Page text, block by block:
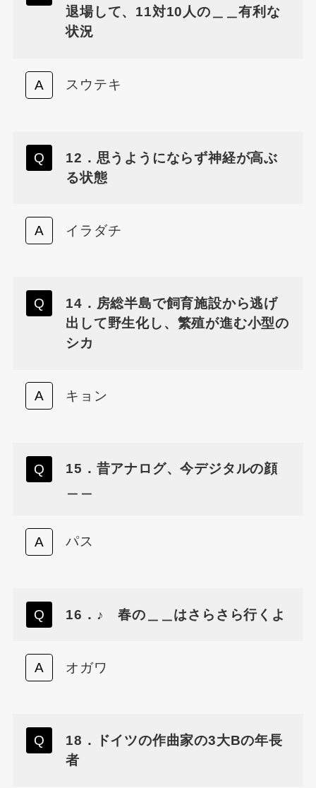
退場して、11対10人の＿＿有利な
状況
スウテキ
12．思うようにならず神経が高ぶ
る状態
イラダチ
14．房総半島で飼育施設から逃げ
出して野生化し、繁殖が進む小型の
シカ
キョン
15．昔アナログ、今デジタルの顔
パス
16．♪ 春の＿＿はさらさら行くよ
オガワ
18．ドイツの作曲家の3大Bの年長
者